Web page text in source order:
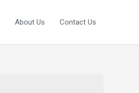
About Us Contact Us